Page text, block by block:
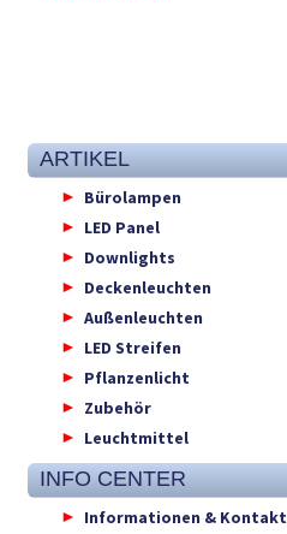
ARTIKEL
Bürolampen
LED Panel
Downlights
Deckenleuchten
Außenleuchten
LED Streifen
Pflanzenlicht
Zubehör
Leuchtmittel
INFO CENTER
Informationen & Kontakt